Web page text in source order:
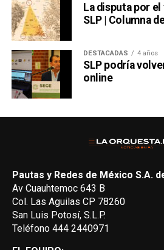
La disputa por
SLP | Columna
DESTACADAS 4 años
SLP podría
online
Pautas y Redes de México S.A.
Av Cuauhtemoc 643 B
Col. Las Aguilas CP 78260
San Luis Potosí, S.L.P.
Teléfono 444 2440971